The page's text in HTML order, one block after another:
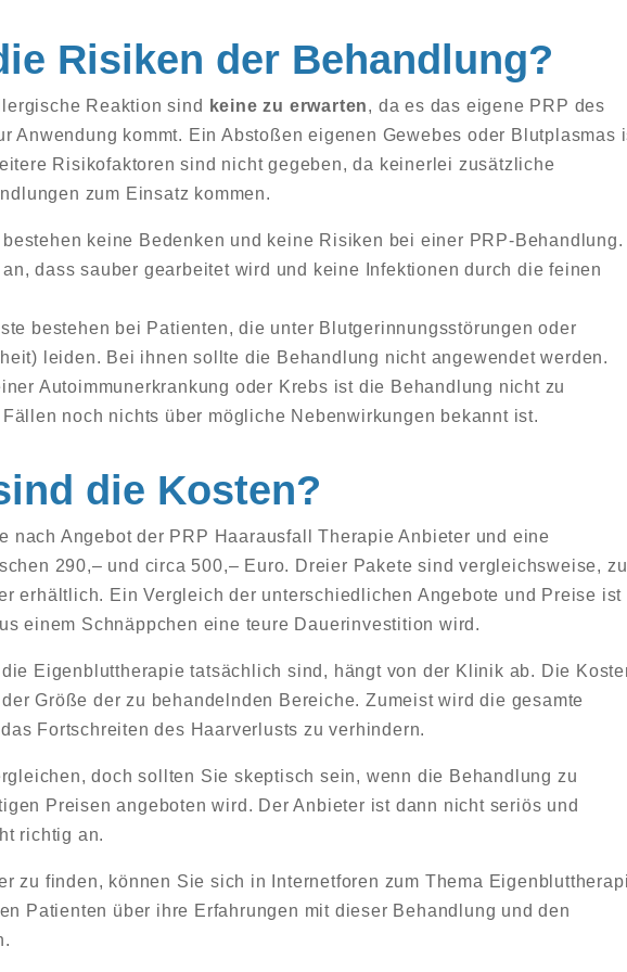
Risiken der Behandlung?
Reaktion sind keine zu erwarten, da es das eigene PRP des
Anwendung kommt. Ein Abstoßen eigenen Gewebes oder Blutplasmas
Risikofaktoren sind nicht gegeben, da keinerlei zusätzliche
zum Einsatz kommen.
keine Bedenken und keine Risiken bei einer PRP-Behandlung.
dass sauber gearbeitet wird und keine Infektionen durch die feinen
bestehen bei Patienten, die unter Blutgerinnungsstörungen oder
leiden. Bei ihnen sollte die Behandlung nicht angewendet werden.
Autoimmunerkrankung oder Krebs ist die Behandlung nicht zu
noch nichts über mögliche Nebenwirkungen bekannt ist.
die Kosten?
nach Angebot der PRP Haarausfall Therapie Anbieter und eine
290,– und circa 500,– Euro. Dreier Pakete sind vergleichsweise, zu
erhältlich. Ein Vergleich der unterschiedlichen Angebote und Preise ist
einem Schnäppchen eine teure Dauerinvestition wird.
Eigenbluttherapie tatsächlich sind, hängt von der Klinik ab. Die
Größe der zu behandelnden Bereiche. Zumeist wird die gesamte
Fortschreiten des Haarverlusts zu verhindern.
doch sollten Sie skeptisch sein, wenn die Behandlung zu
Preisen angeboten wird. Der Anbieter ist dann nicht seriös und
richtig an.
zu finden, können Sie sich in Internetforen zum Thema
Patienten über ihre Erfahrungen mit dieser Behandlung und den